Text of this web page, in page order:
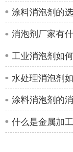
涂料消泡剂的
消泡剂厂家有
工业消泡剂如
水处理消泡剂
涂料消泡剂的
什么是金属加